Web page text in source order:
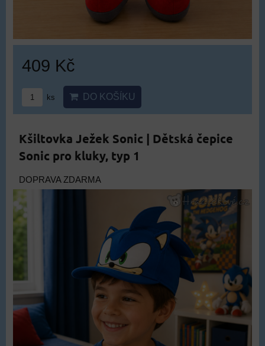
409 Kč
ks DO KOŠÍKU
Kšiltovka Ježek Sonic | Dětská čepice
Sonic pro kluky, typ 1
DOPRAVA ZDARMA